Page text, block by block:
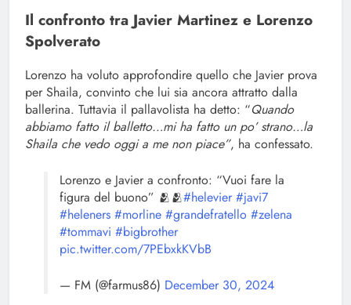
Il confronto tra Javier Martinez e Lorenzo
Spolverato
Lorenzo ha voluto approfondire quello che Javier prova
per Shaila, convinto che lui sia ancora attratto dalla
ballerina. Tuttavia il pallavolista ha detto: “Quando
abbiamo fatto il balletto…mi ha fatto un po’ strano…la
Shaila che vedo oggi a me non piace”, ha confessato.
Lorenzo e Javier a confronto: “Vuoi fare la
figura del buono” 🫂🫂#helevier #javi7
#heleners #morline #grandefratello #zelena
#tommavi #bigbrother
pic.twitter.com/7PEbxkKVbB
— FM (@farmus86) December 30, 2024